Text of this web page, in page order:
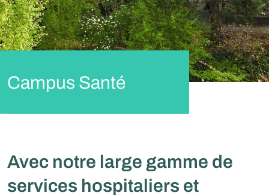
Campus Santé
Avec notre large gamme de
services hospitaliers et